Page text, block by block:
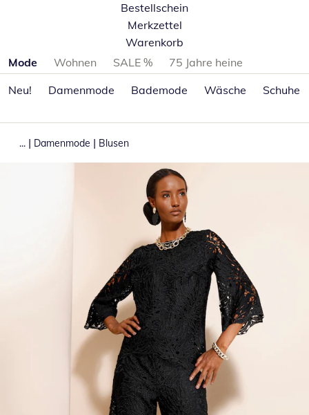
Bestellschein
Merkzettel
Warenkorb
Produktkategorien überspringen
Mode Wohnen SALE %
75 Jahre heine
Neu!
Damenmode Bademode Wäsche Schuhe
... | Damenmode | Blusen